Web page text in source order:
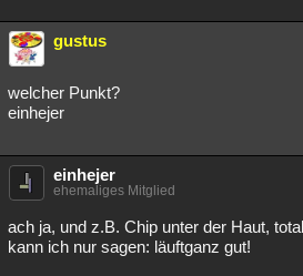
gustus
welcher Punkt?
einhejer
einhejer
ehemaliges Mitglied
ach ja, und z.B. Chip unter der Haut,
kann ich nur sagen: läuftganz gut!